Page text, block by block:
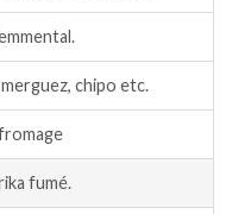
chipo etc.
fumé.